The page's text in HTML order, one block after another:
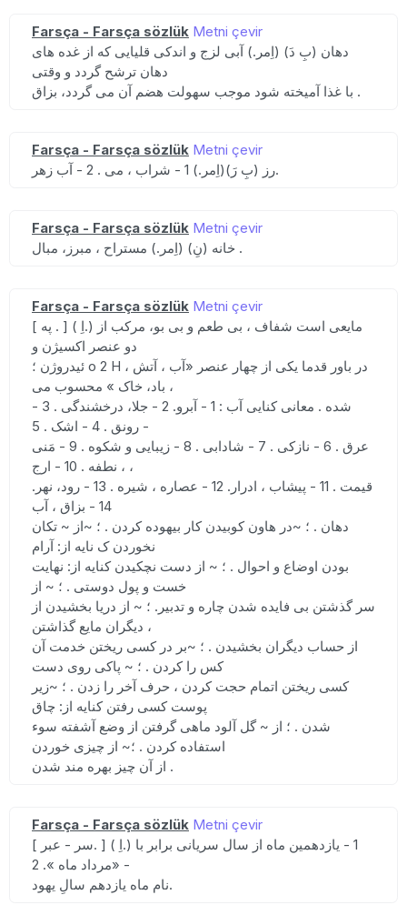
Farsça - Farsça sözlük Metni çevir
دهان (بِ دَ) (اِمر.) آبی لزج و اندکی قلیایی که از غده های
دهان ترشح گردد و وقتی
با غذا آمیخته شود موجب سهولت هضم آن می گردد، بزاق .
Farsça - Farsça sözlük Metni çevir
رز (بِ رَ)(اِمر.) 1 - شراب ، می . 2 - آب زهر.
Farsça - Farsça sözlük Metni çevir
خانه (نِ) (اِمر.) مستراح ، مبرز، مبال .
Farsça - Farsça sözlük Metni çevir
[ په . ] ( اِ.) مایعی است شفاف ، بی طعم و بی بو، مرکب از
دو عنصر اکسیژن و
ئیدروژن ؛ o 2 H ، در باور قدما یکی از چهار عنصر «آب ، آتش
، باد، خاک » محسوب می
شده . معانی کنایی آب : 1 - آبرو. 2 - جلا، درخشندگی . 3 -
رونق . 4 - اشک . 5 -
عرق . 6 - نازکی . 7 - شادابی . 8 - زیبایی و شکوه . 9 - مَنی
، نطفه . 10 - ارج ،
قیمت . 11 - پیشاب ، ادرار. 12 - عصاره ، شیره . 13 - رود، نهر.
14 - بزاق ، آب
دهان . ؛ ~در هاون کوبیدن کار بیهوده کردن . ؛ ~از ~ تکان
نخوردن ک نایه از: آرام
بودن اوضاع و احوال . ؛ ~ از دست نچکیدن کنایه از: نهایت
خست و پول دوستی . ؛ ~ از
سر گذشتن بی فایده شدن چاره و تدبیر. ؛ ~ از دریا بخشیدن از
دیگران مایع گذاشتن ،
از حساب دیگران بخشیدن . ؛ ~بر در کسی ریختن خدمت آن
کس را کردن . ؛ ~ پاکی روی دست
کسی ریختن اتمام حجت کردن ، حرف آخر را زدن . ؛ ~زیر
پوست کسی رفتن کنایه از: چاق
شدن . ؛ از ~ گل آلود ماهی گرفتن از وضع آشفته سوء
استفاده کردن . ؛~ از چیزی خوردن
از آن چیز بهره مند شدن .
Farsça - Farsça sözlük Metni çevir
[ سر - عبر. ] ( اِ.) 1 - یازدهمین ماه از سال سریانی برابر با
«مرداد ماه ». 2 -
نام ماه یازدهم سالِ یهود.